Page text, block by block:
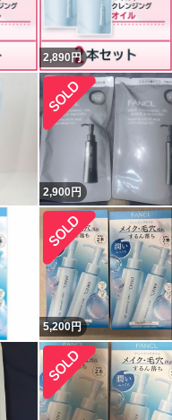
2,890 円
2,900円
5,200円